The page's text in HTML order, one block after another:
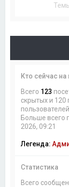
Кто сейчас
Всего 123
скрытых и 120
Больше всего
2026, 09:21
Легенда:
Статистика
Всего